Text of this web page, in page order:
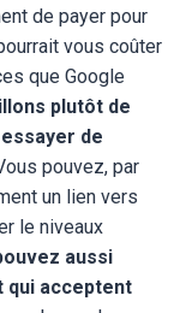
de payer pour
vous coûter
que Google
plutôt de
de
pouvez, par
un lien vers
le niveaux
aussi
qui acceptent